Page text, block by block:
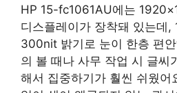
HP 15-fc1061AU에는
디스플레이가 장착돼 있는데,
300nit 밝기로 눈이 한층 편
의 볼 때나 사무 작업 시 글씨
해서 집중하기가 훨씬 쉬웠어